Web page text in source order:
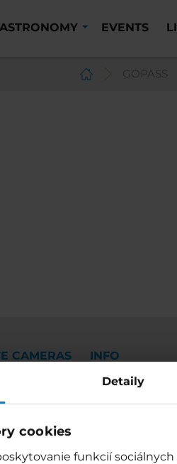
Detaily
cookies
funkcií
EVENTS
GOPASS
CAMERAS INFO
INFORMATION